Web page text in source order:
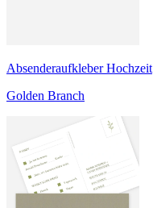
Absenderaufkleber Hochzeit
Golden Branch